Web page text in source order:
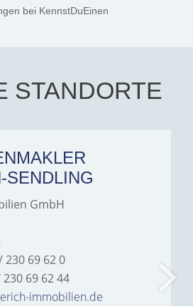
Jamrowâ€”she was
exceptionally professional,
Hegerich Immobilien to
anyone looking for a home.
bei KennstDuEinen
STANDORTE
SENDLING
GmbH
230 69 62 0
69 62 44
immobilien.de